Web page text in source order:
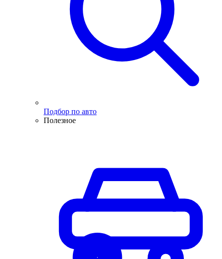
Подбор по авто
Полезное